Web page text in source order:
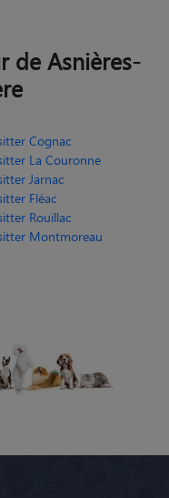
Asnières-
Cognac
La Couronne